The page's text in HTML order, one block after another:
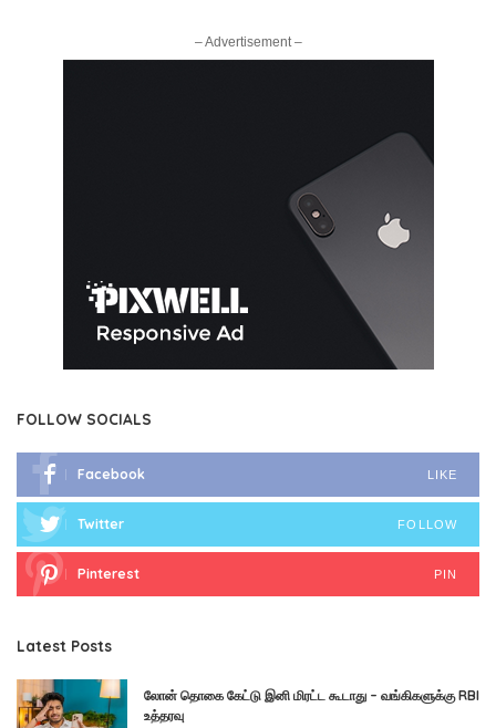
– Advertisement –
FOLLOW SOCIALS
Facebook LIKE
Twitter FOLLOW
Pinterest PIN
Latest Posts
லோன் தொகை கேட்டு இனி மிரட்ட கூடாது – வங்கிகளுக்கு RBI
உத்தரவு